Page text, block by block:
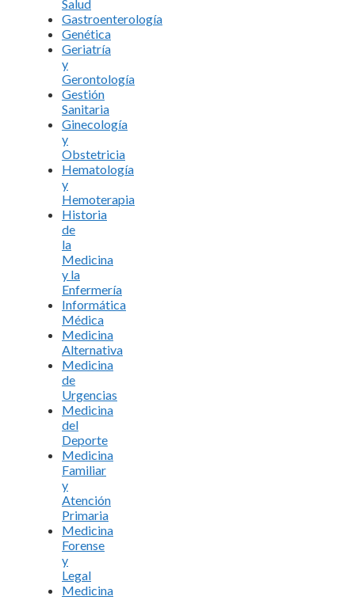
Salud
Gastroenterología
Genética
Geriatría
y
Gerontología
Gestión
Sanitaria
Ginecología
y
Obstetricia
Hematología
y
Hemoterapia
Historia
de
la
Medicina
y la
Enfermería
Informática
Médica
Medicina
Alternativa
Medicina
de
Urgencias
Medicina
del
Deporte
Medicina
Familiar
y
Atención
Primaria
Medicina
Forense
y
Legal
Medicina